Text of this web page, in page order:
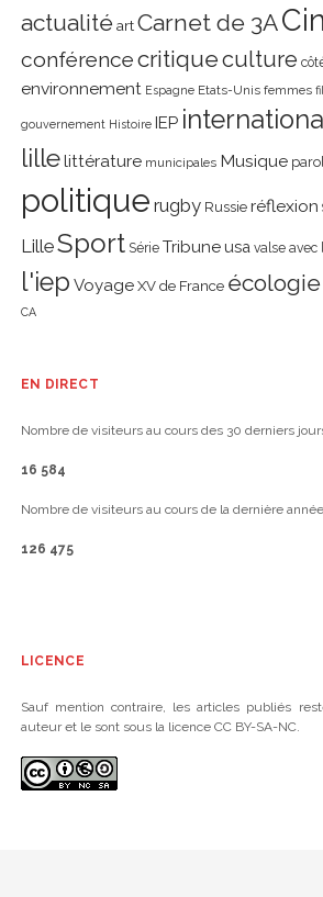
actualité art Carnet de 3A
conférencecritiqueculture
environnement Espagne Etats-Unis femmes
gouvernement Histoire IEP
lillelittérature municipales Musique
politique rugby Russie réflexion
LilleSport Série Tribune usa valse avec
l'iep Voyage XV de France écologie
CA
EN DIRECT
Nombre de visiteurs au cours des 30 derniers
16 584
Nombre de visiteurs au cours de la dernière
126 475
LICENCE
Sauf mention contraire, les articles publiés
auteur et le sont sous la licence CC BY-SA-NC.